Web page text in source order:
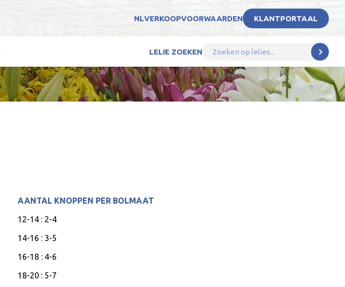
NLVERKOOPVOORWAARDEN KLANTPORTAAL
LELIE ZOEKEN
AANTAL KNOPPEN PER BOLMAAT
12-14 : 2-4
14-16 : 3-5
16-18 : 4-6
18-20 : 5-7